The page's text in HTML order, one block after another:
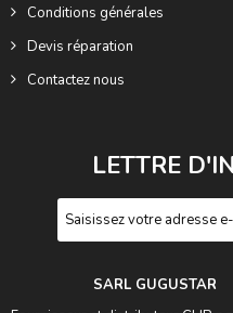
Conditions générales
Devis réparation
Contactez nous
LETTRE
SARL GUGUSTAR